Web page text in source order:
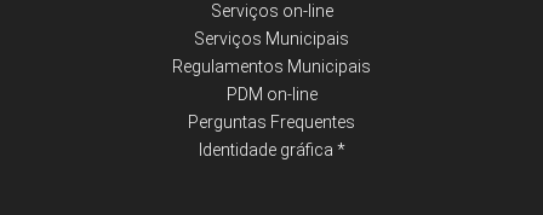
Serviços on-line
Serviços Municipais
Regulamentos Municipais
PDM on-line
Perguntas Frequentes
Identidade gráfica *